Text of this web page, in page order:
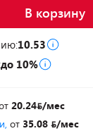
В корзину
10.53
до 10%
20.24 /мес
от 35.08 /мес